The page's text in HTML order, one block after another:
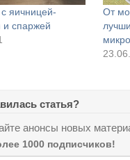
с яичницей-
и спаржей
От
статья?
анонсы новых
1000 подписчиков!